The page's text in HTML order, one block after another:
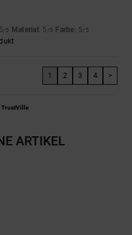
/5 Material : 5 /5 Farbe: 5/5
1 2 3 4 >
TrustVille
ARTIKEL